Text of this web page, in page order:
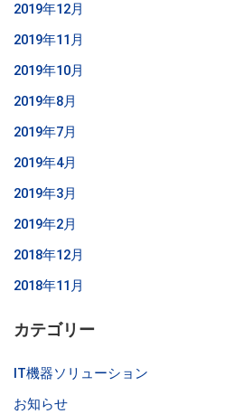
2019年12月
2019年11月
2019年10月
2019年8月
2019年7月
2019年4月
2019年3月
2019年2月
2018年12月
2018年11月
カテゴリー
IT機器ソリューション
お知らせ